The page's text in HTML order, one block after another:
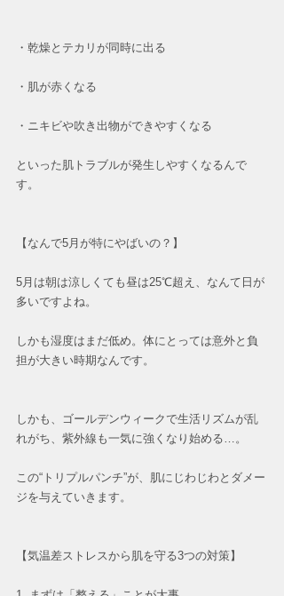
・乾燥とテカリが同時に出る
・肌が赤くなる
・ニキビや吹き出物ができやすくなる
といった肌トラブルが発生しやすくなるんで
す。
【なんで5月が特にやばいの？】
5月は朝は涼しくても昼は25℃超え、なんて日が
多いですよね。
しかも湿度はまだ低め。体にとっては意外と負
担が大きい時期なんです。
しかも、ゴールデンウィークで生活リズムが乱
れがち、紫外線も一気に強くなり始める…。
この“トリプルパンチ”が、肌にじわじわとダメー
ジを与えていきます。
【気温差ストレスから肌を守る3つの対策】